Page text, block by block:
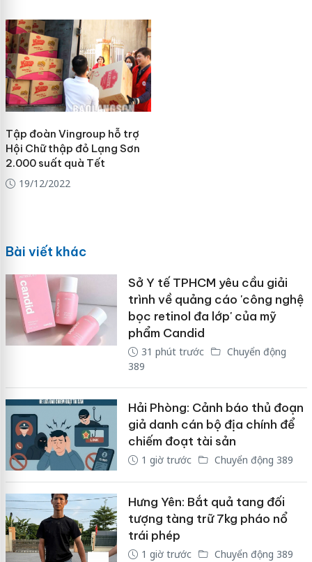
Tập đoàn Vingroup hỗ trợ
Hội Chữ thập đỏ Lạng Sơn
2.000 suất quà Tết
19/12/2022
Bài viết khác
Sở Y tế TPHCM yêu cầu giải
trình về quảng cáo 'công nghệ
bọc retinol đa lớp' của mỹ
phẩm Candid
31 phút trước
Chuyển động
389
Hải Phòng: Cảnh báo thủ đoạn
giả danh cán bộ địa chính để
chiếm đoạt tài sản
1 giờ trước Chuyển động 389
Hưng Yên: Bắt quả tang đối
tượng tàng trữ 7kg pháo nổ
trái phép
1 giờ trước Chuyển động 389